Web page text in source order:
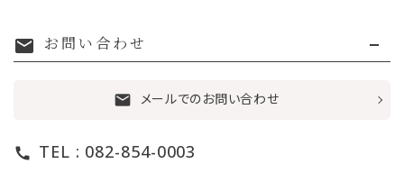
mail お問い合わせ
mail メールでのお問い合わせ
call TEL : 082-854-0003